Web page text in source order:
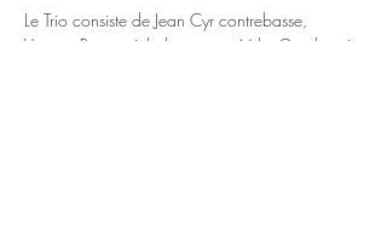
Le Trio consiste de Jean Cyr contrebasse,
Vincent Ravary à la batterie et Mike Gauthier à